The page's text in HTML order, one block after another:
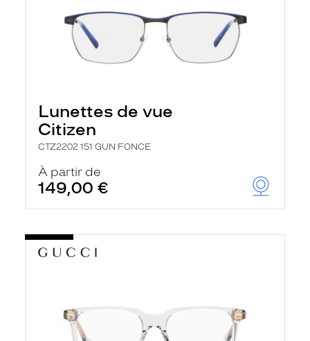
Lunettes de vue
Citizen
CTZ2202 151 GUN FONCE
À partir de
149,00 €